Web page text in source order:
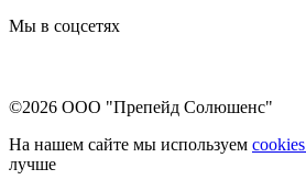
Мы в соцсетях
©2026 ООО "Препейд Солюшенс"
На нашем сайте мы используем cookies
лучше